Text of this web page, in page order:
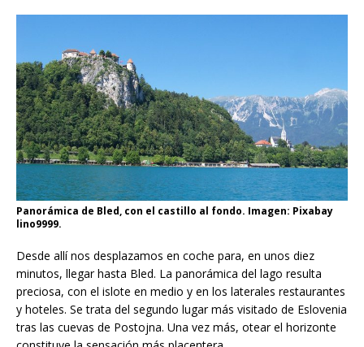
Panorámica de Bled, con el castillo al fondo. Imagen: Pixabay
lino9999.
Desde allí nos desplazamos en coche para, en unos diez
minutos, llegar hasta Bled. La panorámica del lago resulta
preciosa, con el islote en medio y en los laterales restaurantes
y hoteles. Se trata del segundo lugar más visitado de Eslovenia
tras las cuevas de Postojna. Una vez más, otear el horizonte